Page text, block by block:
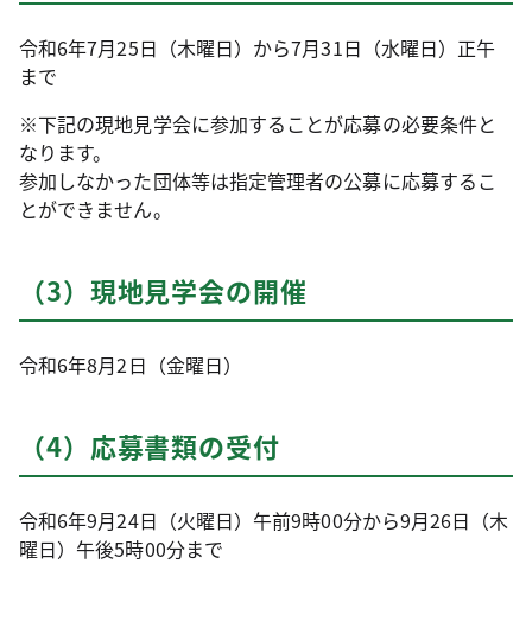
令和6年7月25日（木曜日）から7月31日（水曜日）正午
まで
※下記の現地見学会に参加することが応募の必要条件と
なります。
参加しなかった団体等は指定管理者の公募に応募するこ
とができません。
（3）現地見学会の開催
令和6年8月2日（金曜日）
（4）応募書類の受付
令和6年9月24日（火曜日）午前9時00分から9月26日（木
曜日）午後5時00分まで